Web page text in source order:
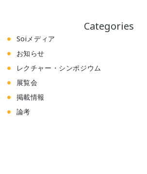
Categories
Soiメディア
お知らせ
レクチャー・シンポジウム
展覧会
掲載情報
論考